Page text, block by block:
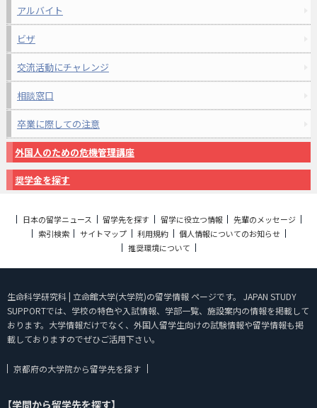
アルバイト
ビザ
交流活動にチャレンジ
相談窓口
卒業に際しての注意
外国人のための危機管理講座
奨学金を探す
日本の留学ニュース 留学先を探す 留学に役立つ情報
先輩のメッセージ
索引検索
サイトマップ 利用規約
個人情報についてのお知らせ
推奨環境について
生命科学研究科 | 立命館大学(大学院)の留学情報 ページです。 JAPAN STUDY
SUPPORTでは、学校の特色や入試情報、学部一覧、施設案内の情報を掲載して
おります。大学情報だけでなく、外国人留学生向けの試験情報や留学情報も掲
載しておりますのでぜひご活用下さい。
京都府の大学院から留学先を探す
【学問から留学先を探す】